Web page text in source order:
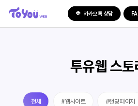
카카오톡 상담
투유웹 스토
전체 #웹사이트 #랜딩페이지